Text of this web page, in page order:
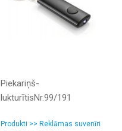
Piekariņš-
lukturītisNr.99/191
Produkti >> Reklāmas suvenīri